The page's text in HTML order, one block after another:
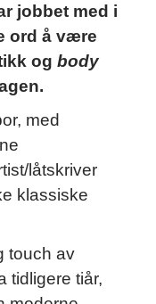
jobbet med i
ord å være
og body
med
låtskriver
klassiske
touch av
tidligere tiår,